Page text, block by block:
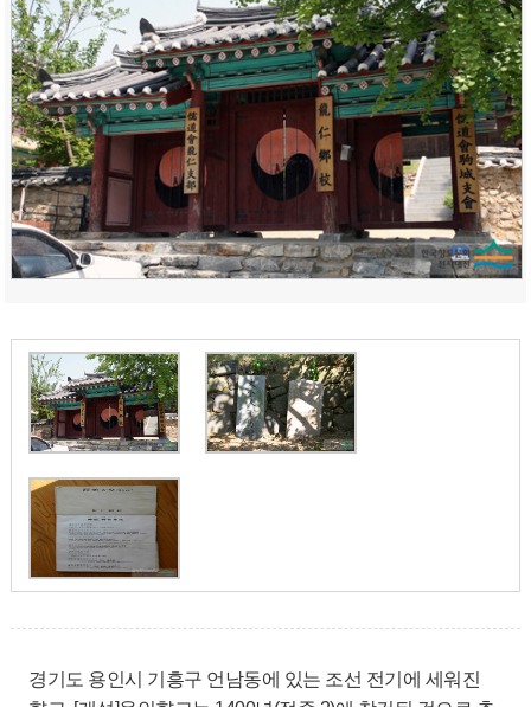
경기도 용인시 기흥구 언남동에 있는 조선 전기에 세워진